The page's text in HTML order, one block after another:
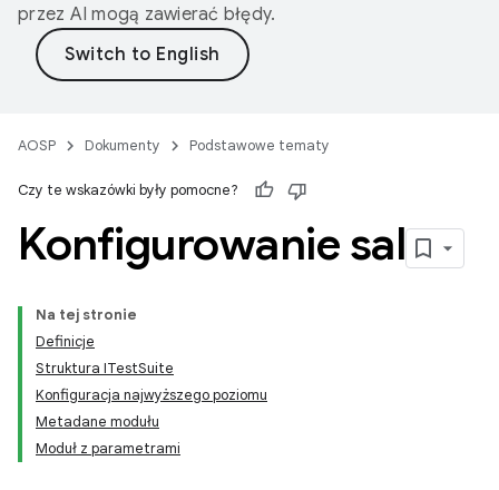
przez AI mogą zawierać błędy.
AOSP Dokumenty Podstawowe tematy
Czy te wskazówki były pomocne?
Konfigurowanie sal
Na tej stronie
Definicje
Struktura ITestSuite
Konfiguracja najwyższego poziomu
Metadane modułu
Moduł z parametrami